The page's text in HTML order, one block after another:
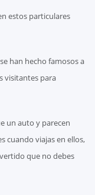
estos particulares
han hecho famosos a
visitantes para
un auto y parecen
cuando viajas en ellos,
que no debes